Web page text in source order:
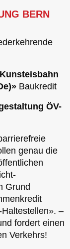
BERN
Baukredit
ÖV-
genau die
Grund
–
fordert einen
Verkehrs!